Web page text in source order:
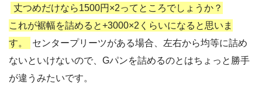
丈つめだけなら1500円×2ってところでしょうか？
これが裾幅を詰めると+3000×2くらいになると思いま
す。
センタープリーツがある場合、左右から均等に詰め
ないといけないので、Gパンを詰めるのとはちょっと勝手
が違うみたいです。